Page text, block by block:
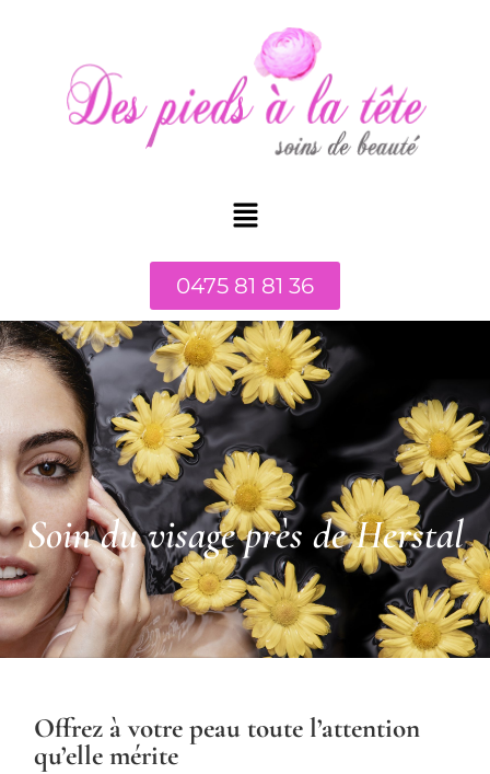
0475 81 81 36
Soin du visage près de Herstal
Offrez à votre peau toute l’attention
qu’elle mérite